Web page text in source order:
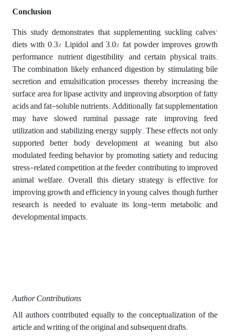
Conclusion
This study demonstrates that supplementing suckling calves’
diets with 0.3% Lipidol and 3.0% fat powder improves growth
performance, nutrient digestibility, and certain physical traits.
The combination likely enhanced digestion by stimulating bile
secretion and emulsification processes, thereby increasing the
surface area for lipase activity and improving absorption of fatty
acids and fat-soluble nutrients. Additionally, fat supplementation
may have slowed ruminal passage rate, improving feed
utilization and stabilizing energy supply. These effects not only
supported better body development at weaning but also
modulated feeding behavior by promoting satiety and reducing
stress-related competition at the feeder, contributing to improved
animal welfare. Overall, this dietary strategy is effective for
improving growth and efficiency in young calves, though further
research is needed to evaluate its long-term metabolic and
developmental impacts.
Author Contributions
All authors contributed equally to the conceptualization of the
article and writing of the original and subsequent drafts.